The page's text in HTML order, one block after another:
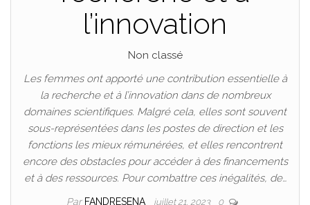
l’innovation
Non classé
Les femmes ont apporté une contribution essentielle à
la recherche et à l’innovation dans de nombreux
domaines scientifiques. Malgré cela, elles sont souvent
sous-représentées dans les postes de direction et les
fonctions les mieux rémunérées, et elles rencontrent
encore des obstacles pour accéder à des financements
et à des ressources. Pour combattre ces inégalités, de…
Par FANDRESENA juillet 21, 2023 0